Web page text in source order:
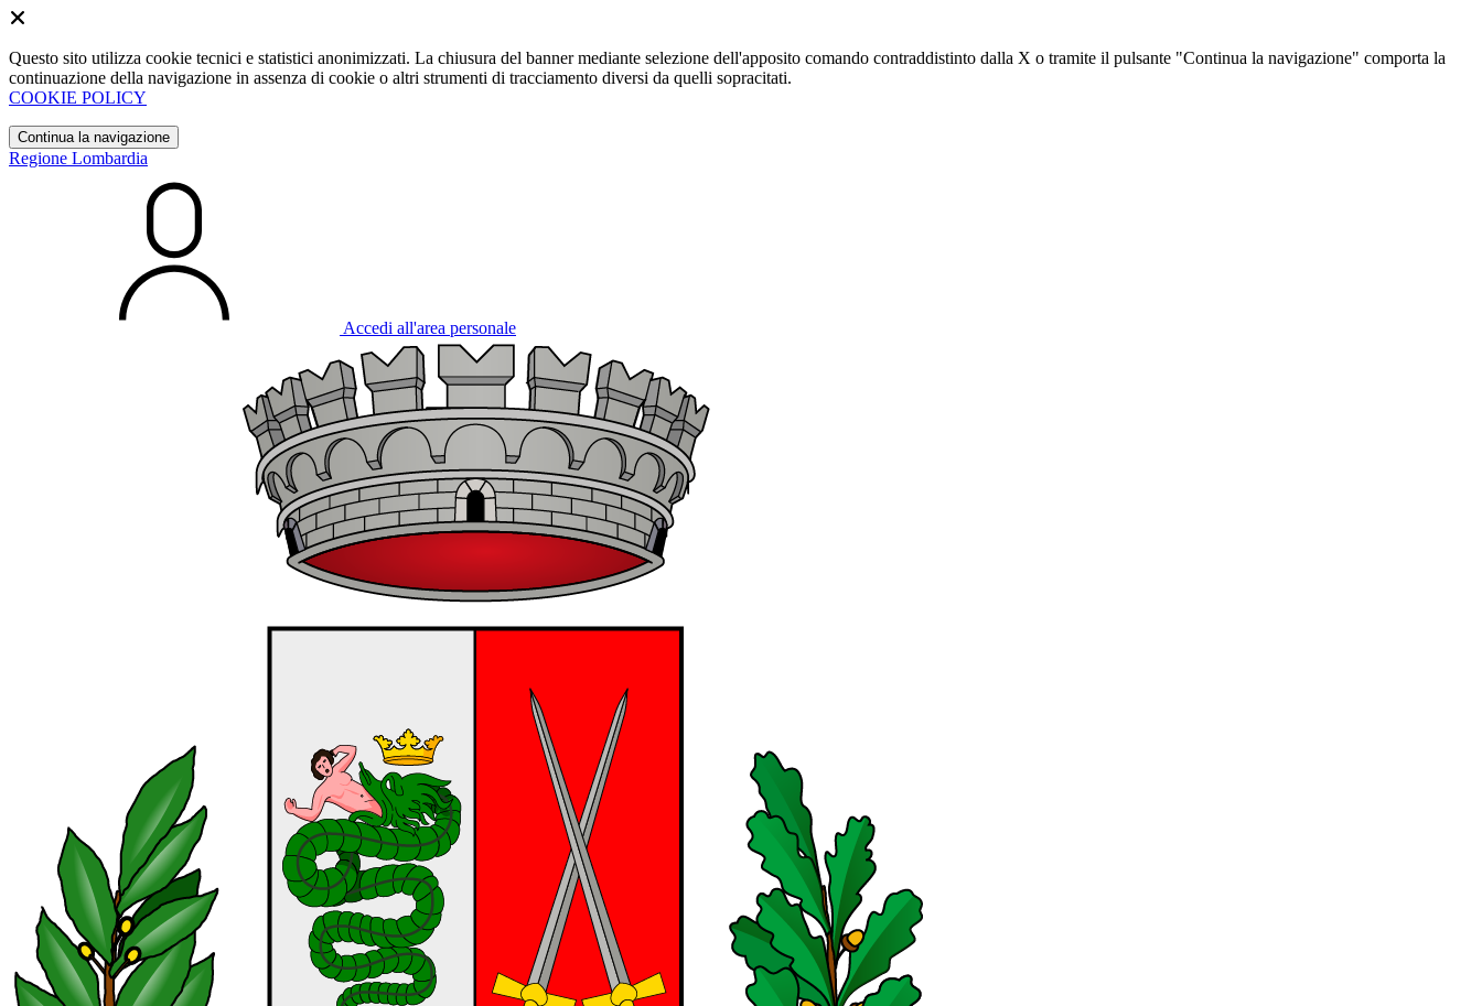
Questo sito utilizza cookie tecnici e statistici anonimizzati. La chiusura del banner mediante selezione dell'apposito comando contraddistinto dalla X o tramite il pulsante "Continua la navigazione" comporta la
continuazione della navigazione in assenza di cookie o altri strumenti di tracciamento diversi da quelli sopracitati.
COOKIE POLICY
Continua la navigazione
Regione Lombardia
Accedi all'area personale